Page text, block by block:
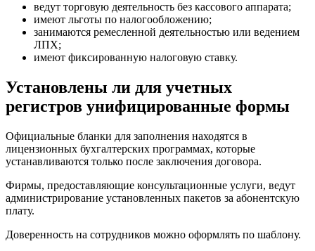
ведут торговую деятельность без кассового аппарата;
имеют льготы по налогообложению;
занимаются ремесленной деятельностью или ведением
ЛПХ;
имеют фиксированную налоговую ставку.
Установлены ли для учетных
регистров унифицированные формы
Официальные бланки для заполнения находятся в
лицензионных бухгалтерских программах, которые
устанавливаются только после заключения договора.
Фирмы, предоставляющие консультационные услуги, ведут
администрирование установленных пакетов за абонентскую
плату.
Доверенность на сотрудников можно оформлять по шаблону.